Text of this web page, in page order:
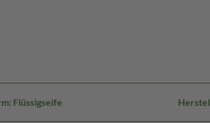
Flüssigseife